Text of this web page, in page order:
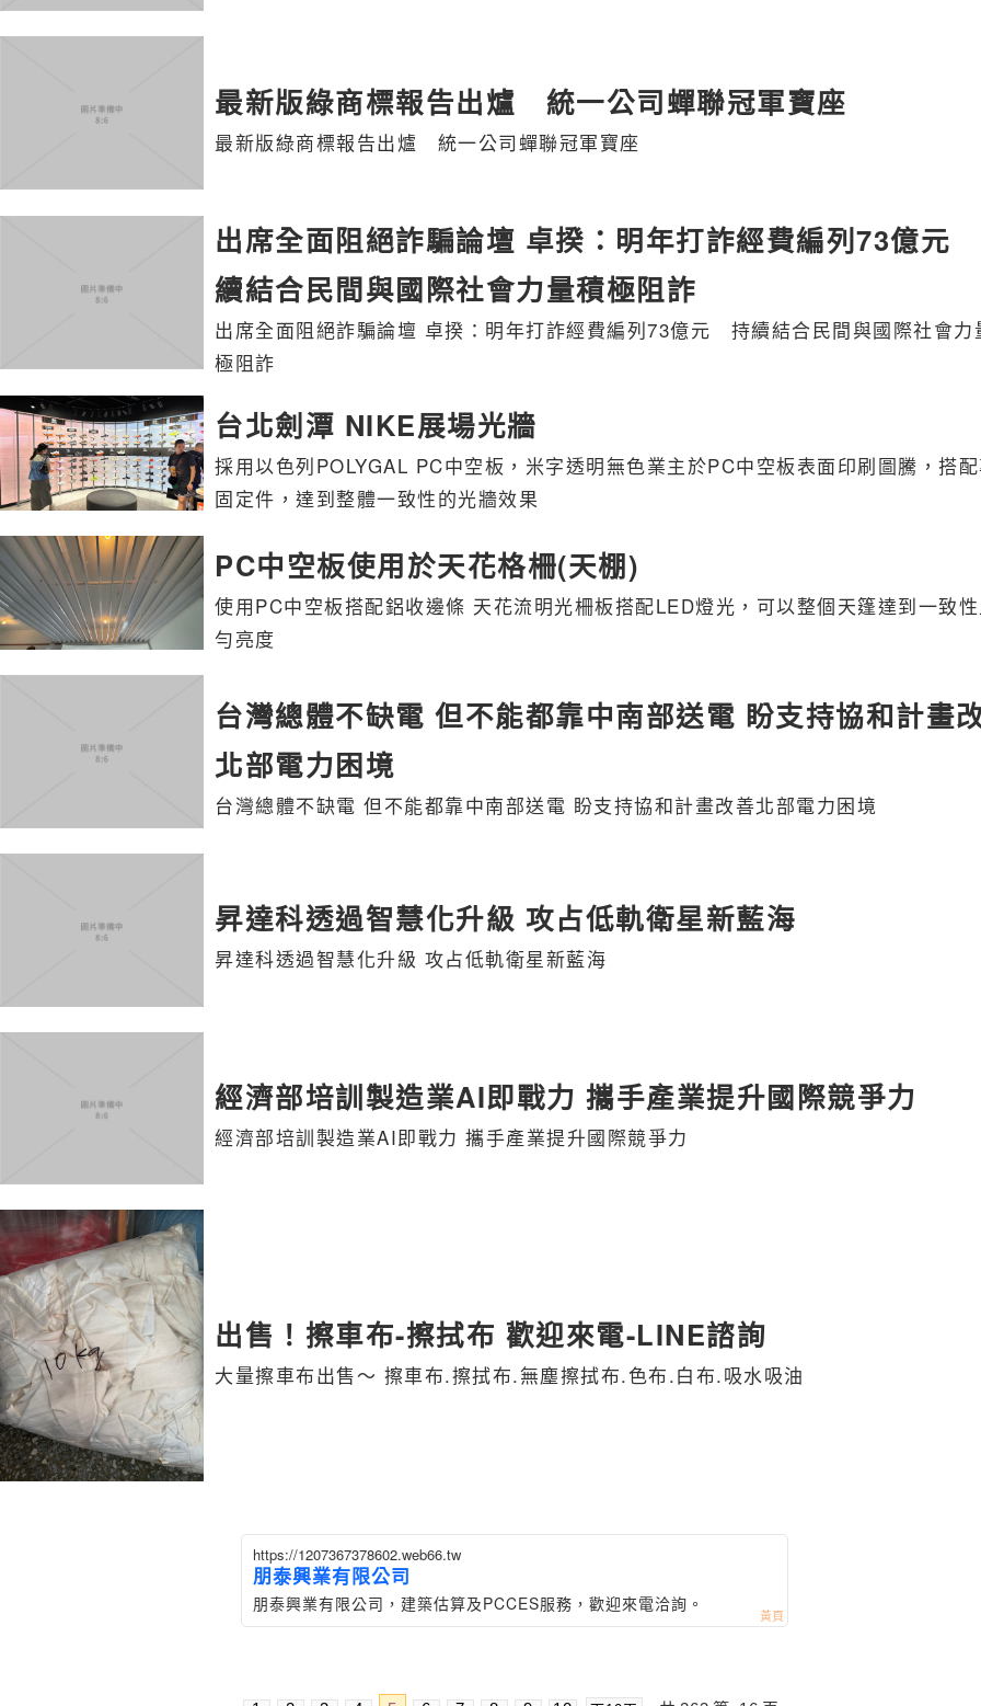
最新版綠商標報告出爐 統一公司蟬聯冠軍寶座
最新版綠商標報告出爐 統一公司蟬聯冠軍寶座
出席全面阻絕詐騙論壇 卓揆：明年打詐經費編列73億元
續結合民間與國際社會力量積極阻詐
出席全面阻絕詐騙論壇 卓揆：明年打詐經費編列73億元 持續結合民間與國際社會力
極阻詐
台北劍潭 NIKE展場光牆
採用以色列POLYGAL PC中空板，米字透明無色 業主於PC中空板表面印刷圖騰，搭
固定件，達到整體一致性的光牆效果
PC中空板使用於天花格柵(天棚)
使用PC中空板搭配鋁收邊條 天花流明光柵板 搭配LED燈光，可以整個天篷達到一致
勻亮度
台灣總體不缺電 但不能都靠中南部送電 盼支持協和計畫
北部電力困境
台灣總體不缺電 但不能都靠中南部送電 盼支持協和計畫改善北部電力困境
昇達科透過智慧化升級 攻占低軌衛星新藍海
昇達科透過智慧化升級 攻占低軌衛星新藍海
經濟部培訓製造業AI即戰力 攜手產業提升國際競爭力
經濟部培訓製造業AI即戰力 攜手產業提升國際競爭力
出售！擦車布-擦拭布 歡迎來電-LINE諮詢
大量擦車布出售～ 擦車布.擦拭布.無塵擦拭布.色布.白布.吸水吸油
https://1207367378602.web66.tw
朋泰興業有限公司
朋泰興業有限公司，建築估算及PCCES服務，歡迎來電洽詢。